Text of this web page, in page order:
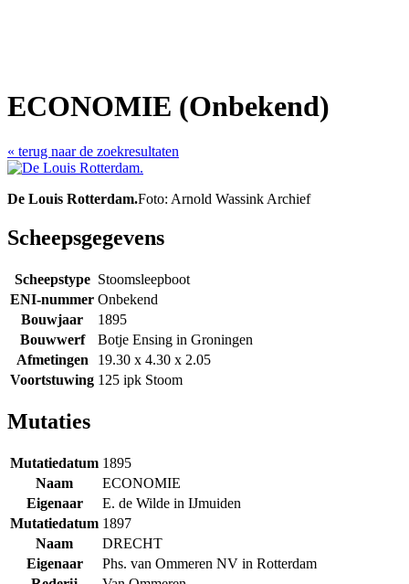
ECONOMIE (Onbekend)
« terug naar de zoekresultaten
De Louis Rotterdam.Foto: Arnold Wassink Archief
Scheepsgegevens
Scheepstype Stoomsleepboot
ENI-nummer Onbekend
Bouwjaar
1895
Bouwwerf
Botje Ensing in Groningen
Afmetingen
19.30 x 4.30 x 2.05
Voortstuwing 125 ipk Stoom
Mutaties
Mutatiedatum 1895
Naam
ECONOMIE
Eigenaar
E. de Wilde in IJmuiden
Mutatiedatum 1897
Naam
DRECHT
Eigenaar
Phs. van Ommeren NV in Rotterdam